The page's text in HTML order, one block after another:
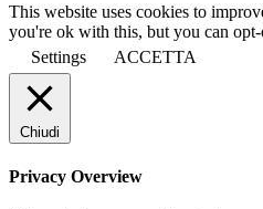
This website uses cookies to
you're ok with this, but you can
Settings
ACCETTA
Chiudi
Privacy Overview